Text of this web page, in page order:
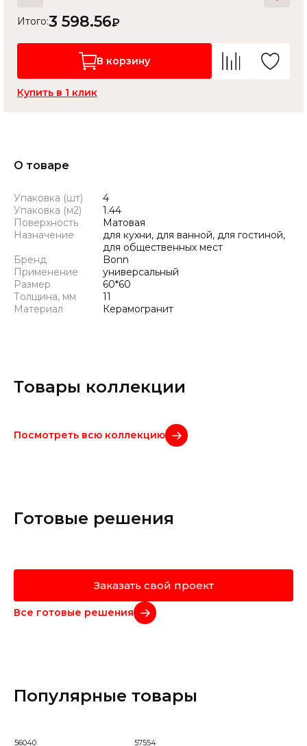
Итого:3 598.56₽
В корзину
Купить в 1 клик
О товаре
Упаковка (шт)
4
Упаковка (м2)
1.44
Поверхность
Матовая
Назначение
для кухни, для ванной, для гостиной,
для общественных мест
Бренд
Bonn
Применение
универсальный
Размер
60*60
Толщина, мм
11
Материал
Керамогранит
Товары коллекции
Посмотреть всю коллекцию
Готовые решения
Заказать свой проект
Все готовые решения
Популярные товары
56040 57554